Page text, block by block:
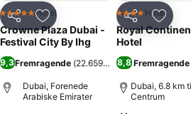
Del Føj til favoritter
5 StjernerHotel
Crowne Plaza Dubai -
Festival City By Ihg
9,3Fremragende (22.659 bedømmelser)
Dubai, Forenede
Arabiske Emirater
Del Føj
4 StjernerHotel
Royal
Hotel
8,8 Fremragende
Dubai, 6.8 km
Centrum